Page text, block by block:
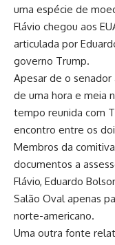
uma espécie de
Flávio chegou aos
articulada por
governo Trump.
Apesar de o
de uma hora e meia
tempo reunida com
encontro entre os
Membros da
documentos a
Flávio, Eduardo
Salão Oval apenas
norte-americano.
Uma outra fonte